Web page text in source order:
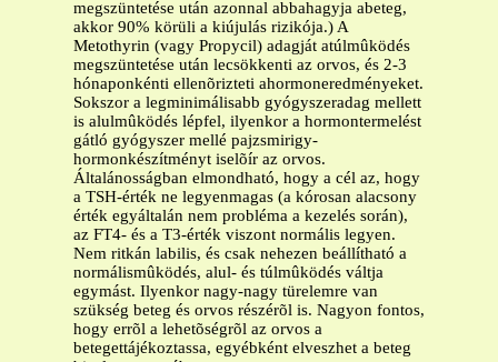
megszüntetése után azonnal abbahagyja abeteg,
akkor 90% körüli a kiújulás rizikója.) A
Metothyrin (vagy Propycil) adagját atúlmûködés
megszüntetése után lecsökkenti az orvos, és 2-3
hónaponkénti ellenõrizteti ahormoneredményeket.
Sokszor a legminimálisabb gyógyszeradag mellett
is alulmûködés lépfel, ilyenkor a hormontermelést
gátló gyógyszer mellé pajzsmirigy-
hormonkészítményt iselõír az orvos.
Általánosságban elmondható, hogy a cél az, hogy
a TSH-érték ne legyenmagas (a kórosan alacsony
érték egyáltalán nem probléma a kezelés során),
az FT4- és a T3-érték viszont normális legyen.
Nem ritkán labilis, és csak nehezen beállítható a
normálismûködés, alul- és túlmûködés váltja
egymást. Ilyenkor nagy-nagy türelemre van
szükség beteg és orvos részérõl is. Nagyon fontos,
hogy errõl a lehetõségrõl az orvos a
betegettájékoztassa, egyébként elveszhet a beteg